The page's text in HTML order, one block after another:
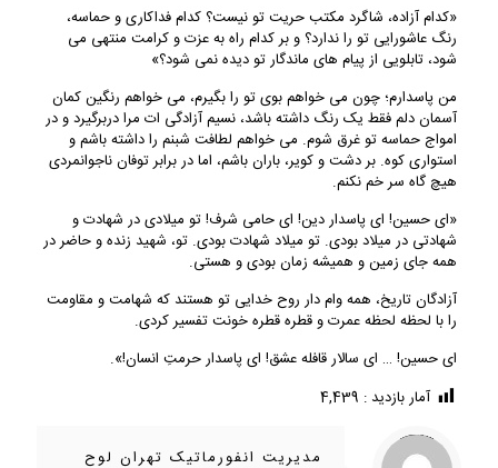
«کدام آزاده، شاگرد مکتب حریت تو نیست؟ کدام فداکاری و حماسه،
رنگ عاشورایی تو را ندارد؟ و بر کدام راه به عزت و کرامت منتهی می
شود، تابلویی از پیام های ماندگار تو دیده نمی شود؟»
من پاسدارم؛ چون می خواهم بوی تو را بگیرم، می خواهم رنگین کمان
آسمان دلم فقط یک رنگ داشته باشد، نسیم آزادگی ات مرا دربرگیرد و در
امواج حماسه تو غرق شوم. می خواهم لطافت شبنم را داشته باشم و
استواری کوه. بر دشت و کویر، باران باشم، اما در برابر توفان ناجوانمردی
هیچ گاه سر خم نکنم.
«ای حسین! ای پاسدار دین! ای حامی شرف! تو میلادی در شهادت و
شهادتی در میلاد بودی. تو میلاد شهادت بودی. تو، شهید زنده و حاضر در
همه جای زمین و همیشه زمان بودی و هستی.
آزادگان تاریخ، همه وام دار روح خدایی تو هستند که شهامت و مقاومت
را با لحظه لحظه عمرت و قطره قطره خونت تفسیر کردی.
ای حسین! … ای سالار قافله عشق! ای پاسدار حرمتِ انسان!».
آمار بازدید : 4,439
Warning
/home/ifapasar/tehranloh1.ir/wp-content/themes/betheme-2196/includes/content-single.php
on line
286
مدیریت انفورماتیک تهران لوح